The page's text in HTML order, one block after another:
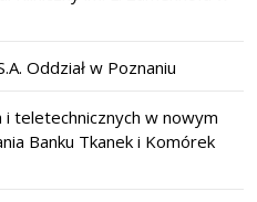
Oddział w Poznaniu
teletechnicznych w nowym
Banku Tkanek i Komórek